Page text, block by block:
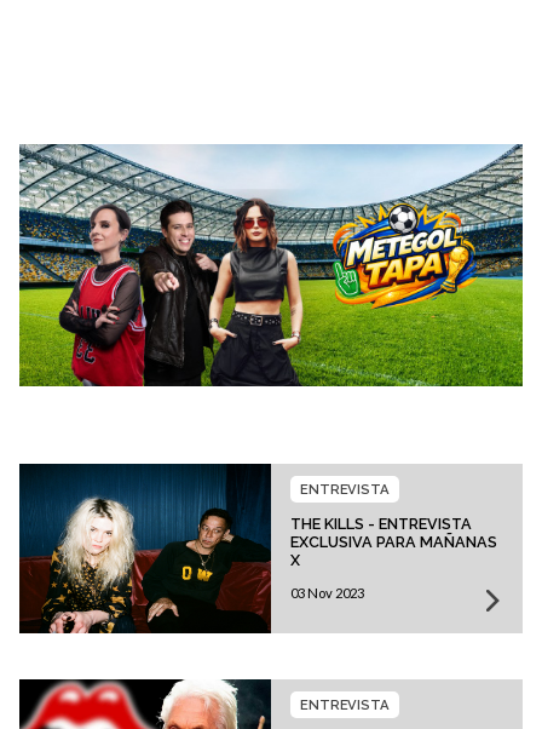
THE KILLS - ENTREVISTA
EXCLUSIVA PARA MAÑANAS
X
ENTREVISTA
03 Nov 2023
ENTREVISTA